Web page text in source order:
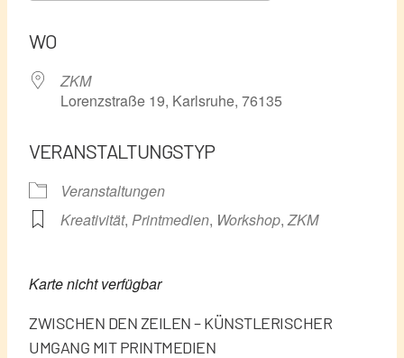
WO
ZKM
Lorenzstraße 19, Karlsruhe, 76135
VERANSTALTUNGSTYP
Veranstaltungen
Kreativität, Printmedien, Workshop, ZKM
Karte nicht verfügbar
ZWISCHEN DEN ZEILEN – KÜNSTLERISCHER
UMGANG MIT PRINTMEDIEN